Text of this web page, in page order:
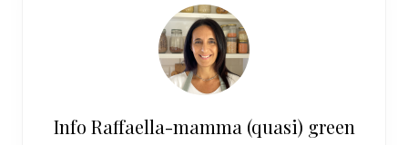
Info Raffaella-mamma (quasi) green